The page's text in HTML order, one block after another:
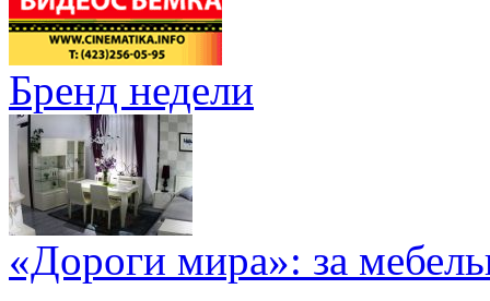
Бренд недели
«Дороги мира»: за